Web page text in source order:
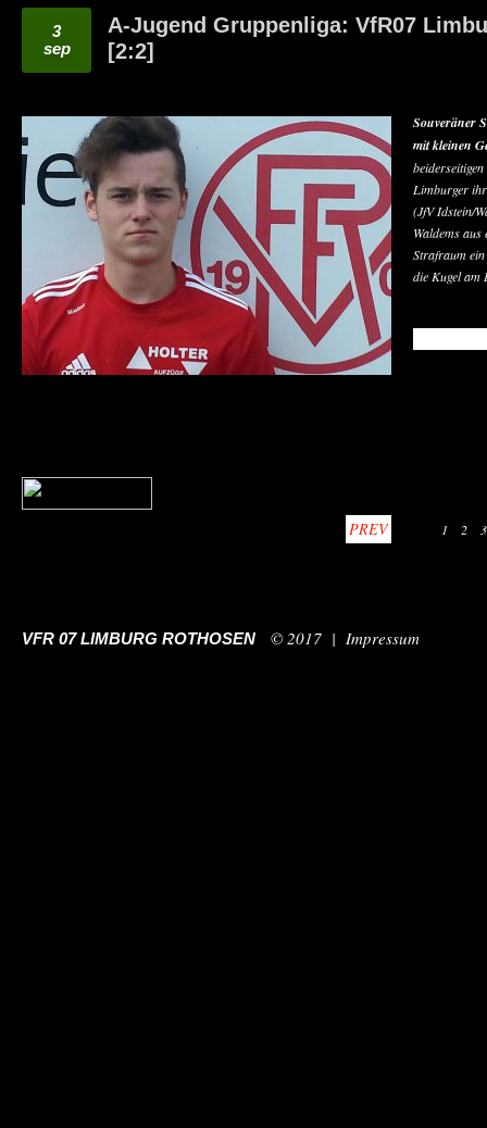
3
sep
A-Jugend Gruppenliga: VfR07
[2:2]
Souveräner
mit kleinen
Limburger
(JfV Idstein/
Waldems
Strafraum ein
die Kugel
PREV 1 2 3
VFR 07 LIMBURG ROTHOSEN © 2017 | Impressum